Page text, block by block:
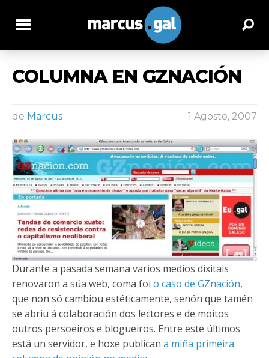
COLUMNA EN GZNACIÓN
de Marcus 1 Agosto, 2007
Durante a pasada semana varios medios dixitais
renovaron a súa web, coma foi o caso de GZnación,
que non só cambiou estéticamente, senón que tamén
se abriu á colaboración dos lectores e de moitos
outros persoeiros e blogueiros. Entre este últimos
está un servidor, e hoxe publican a miña primeira